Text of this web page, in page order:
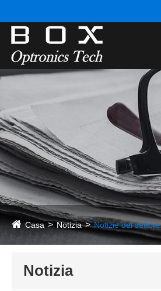
Casa Notizia Notizie del settore
Notizia